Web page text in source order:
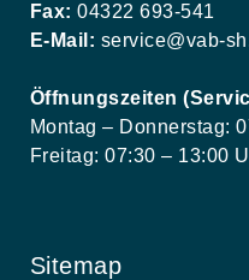
Fax: 04322 693-541
E-Mail: service@vab-
Öffnungszeiten
Montag – Donnerstag:
Freitag: 07:30 – 13:00
Sitemap